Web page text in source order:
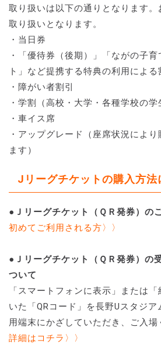
取り扱いは以下の通りとなります
取り扱いとなります。
・当日券
・「優待券（後期）」「ながの子
ト」など提携する特典の利用による
・障がい者割引
・学割（高校・大学・各種学校の学
・車イス席
・アップグレード（座席状況によ
ます）
Jリーグチケットの購入方法
●Ｊリーグチケット（ＱＲ発券）の
初めてご利用される方〉〉
●Ｊリーグチケット（ＱＲ発券）の
ついて
「スマートフォンに表示」または
いた「QRコード」を長野Uスタジ
用端末にかざしていただき、ご入場
詳細はコチラ〉〉